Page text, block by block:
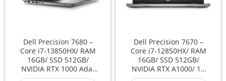
Dell Precision 7680 –
Core i7-13850HX/ RAM
16GB/ SSD 512GB/
NVIDIA RTX 1000 Ada/
16 inch – Laptop
Dell Precision 7670 –
Core i7-12850HX/ RAM
16GB/ SSD 512GB/
NVIDIA RTX A1000/ 16
inch – Laptop